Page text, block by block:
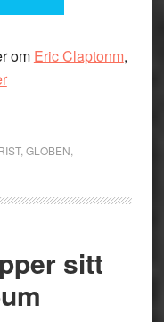
om Eric Claptonm,
, GLOBEN
sitt